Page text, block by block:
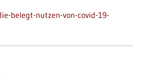
belegt-nutzen-von-covid-19-